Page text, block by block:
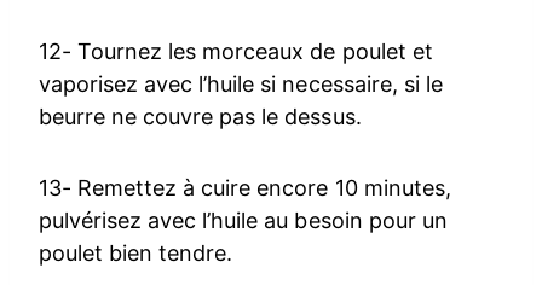
12- Tournez les morceaux de poulet et
vaporisez avec l’huile si necessaire, si le
beurre ne couvre pas le dessus.
13- Remettez à cuire encore 10 minutes,
pulvérisez avec l’huile au besoin pour un
poulet bien tendre.